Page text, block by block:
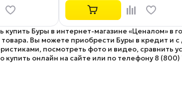
купить Буры в интернет-магазине «Ценалом»
Вы можете приобрести Буры в кредит и
посмотреть фото и видео, сравнить
купить онлайн на сайте или по телефону 8